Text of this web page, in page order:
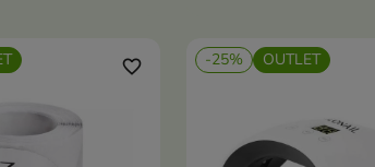
favorite_border -25% OUTLET